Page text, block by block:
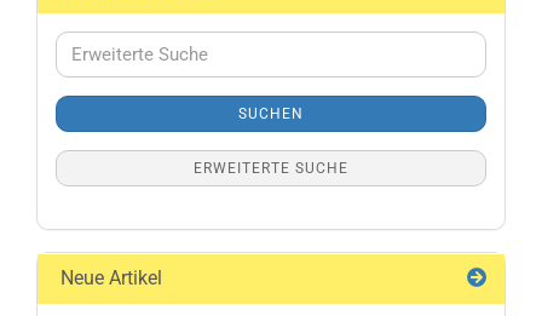
Erweiterte
Suche
SUCHEN
ERWEITERTE SUCHE
Neue Artikel